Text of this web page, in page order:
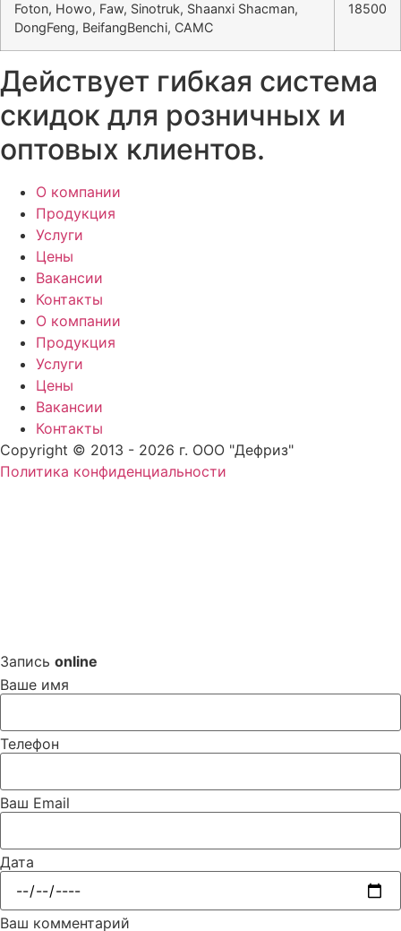
Foton, Howo, Faw, Sinotruk, Shaanxi Shacman,
DongFeng, BeifangBenchi, CAMC
18500
Действует гибкая система
скидок для розничных и
оптовых клиентов.
О компании
Продукция
Услуги
Цены
Вакансии
Контакты
О компании
Продукция
Услуги
Цены
Вакансии
Контакты
Copyright © 2013 - 2026 г. ООО "Дефриз"
Политика конфиденциальности
Запись online
Ваше имя
Телефон
Ваш Email
Дата
Ваш комментарий